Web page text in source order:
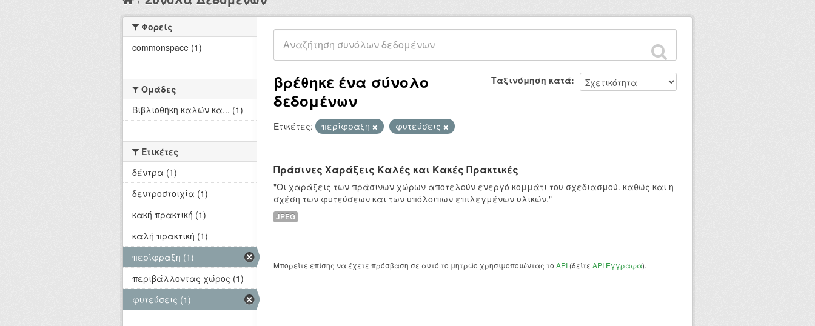
Ταξινόμηση κατά
βρέθηκε ένα σύνολο
δεδομένων
Ετικέτες: περίφραξη φυτεύσεις
Πράσινες Χαράξεις Καλές και Κακές Πρακτικές
"Οι χαράξεις των πράσινων χώρων αποτελούν ενεργό κομμάτι του σχεδιασμού. καθώς και η
σχέση των φυτεύσεων και των υπόλοιπων επιλεγμένων υλικών."
JPEG
Μπορείτε επίσης να έχετε πρόσβαση σε αυτό το μητρώο χρησιμοποιώντας το API (δείτε API Έγγραφα).
Φορείς
commonspace (1)
Ομάδες
Βιβλιοθήκη καλών κα... (1)
Ετικέτες
δέντρα (1)
δεντροστοιχία (1)
κακή πρακτική (1)
καλή πρακτική (1)
περίφραξη (1)
περιβάλλοντας χώρος (1)
φυτεύσεις (1)